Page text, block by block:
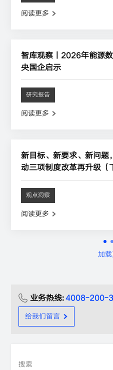
阅读更多
智库观察丨2026年能源
央国企启示
研究报告
阅读更多
新目标、新要求、新问题
动三项制度改革再升级（
观点洞察
阅读更多
加
业务热线:4008-200-
给我们留言